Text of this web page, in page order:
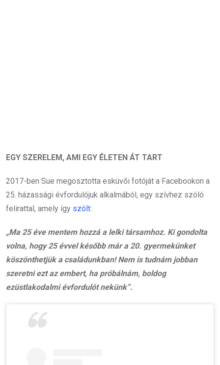
EGY SZERELEM, AMI EGY ÉLETEN ÁT TART
2017-ben Sue megosztotta esküvői fotóját a Facebookon a
25. házassági évfordulójuk alkalmából, egy szívhez szóló
felirattal, amely így szólt:
„Ma 25 éve mentem hozzá a lelki társamhoz. Ki gondolta
volna, hogy 25 évvel később már a 20. gyermekünket
köszönthetjük a családunkban! Nem is tudnám jobban
szeretni ezt az embert, ha próbálnám, boldog
ezüstlakodalmi évfordulót nekünk”.